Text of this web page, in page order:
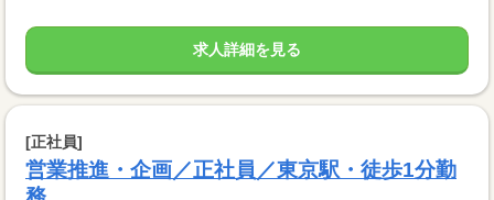
求人詳細を見る
[正社員]
営業推進・企画／正社員／東京駅・徒歩1分勤